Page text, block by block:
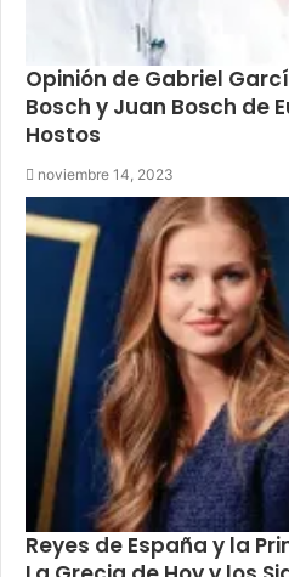
Opinión de Gabriel
Bosch y Juan Bosch de
Hostos
noviembre 14, 2023
Reyes de España y la